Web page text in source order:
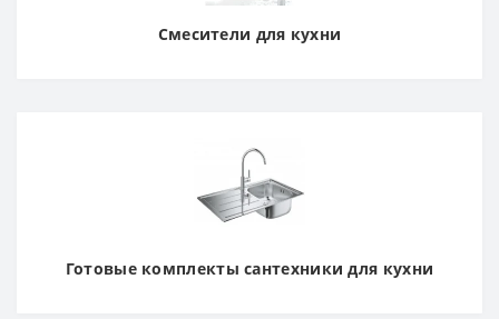
Смесители для кухни
Готовые комплекты сантехники для кухни